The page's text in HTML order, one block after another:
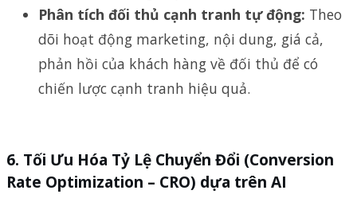
Phân tích đối thủ cạnh tranh tự động: Theo
dõi hoạt động marketing, nội dung, giá cả,
phản hồi của khách hàng về đối thủ để có
chiến lược cạnh tranh hiệu quả.
6. Tối Ưu Hóa Tỷ Lệ Chuyển Đổi (Conversion
Rate Optimization – CRO) dựa trên AI